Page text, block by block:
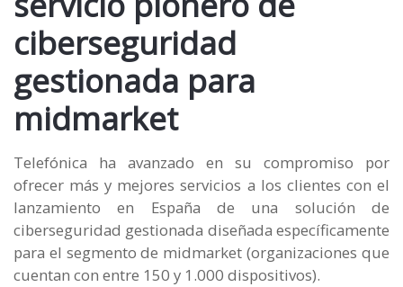
ciberseguridad
gestionada para
midmarket
Telefónica ha avanzado en su compromiso por
ofrecer más y mejores servicios a los clientes con el
lanzamiento en España de una solución de
ciberseguridad gestionada diseñada específicamente
para el segmento de midmarket (organizaciones que
cuentan con entre 150 y 1.000 dispositivos).